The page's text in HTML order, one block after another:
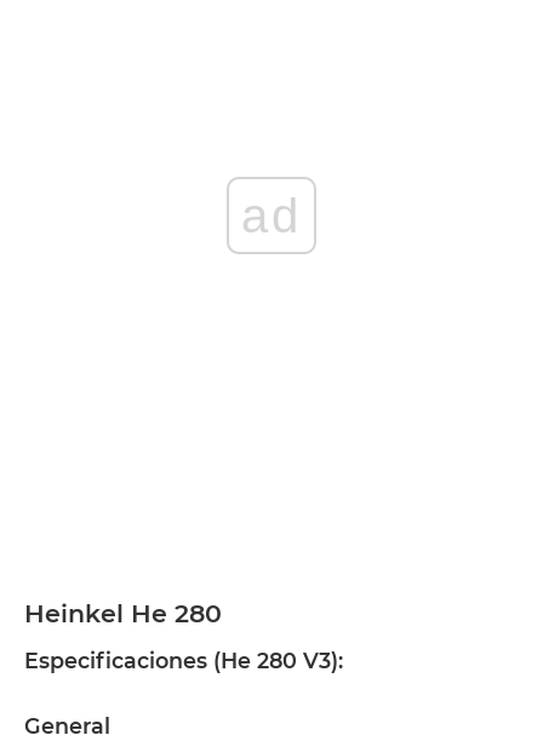
ad
Heinkel He 280
Especificaciones (He 280 V3):
General